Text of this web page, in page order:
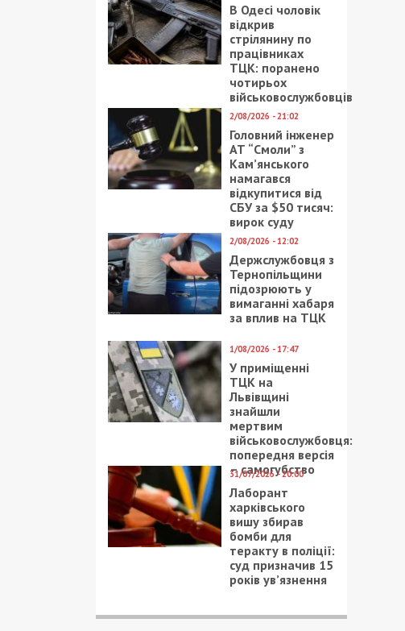
В Одесі чоловік
відкрив
стрілянину по
працівниках
ТЦК: поранено
чотирьох
військовослужбовців
2/08/2026 - 21:02
Головний інженер
АТ “Смоли” з
Кам’янського
намагався
відкупитися від
СБУ за $50 тисяч:
вирок суду
2/08/2026 - 12:02
Держслужбовця з
Тернопільщини
підозрюють у
вимаганні хабаря
за вплив на ТЦК
1/08/2026 - 17:47
У приміщенні
ТЦК на
Львівщині
знайшли
мертвим
військовослужбовця:
попередня версія
– самогубство
31/07/2026 - 20:00
Лаборант
харківського
вишу збирав
бомби для
теракту в поліції:
суд призначив 15
років ув’язнення